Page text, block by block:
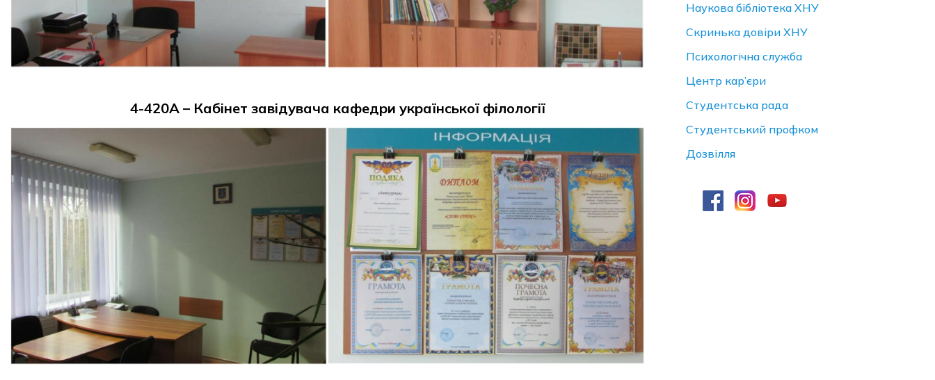
4-420А – Кабінет завідувача кафедри української філології
Наукова бібліотека ХНУ
Скринька довiри ХНУ
Психологічна служба
Центр кар’єри
Студентська рада
Студентський профком
Дозвілля